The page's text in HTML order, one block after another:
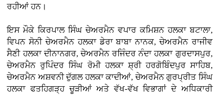
ਰਹੀਆਂ ਹਨ।
ਇਸ ਮੌਕੇ ਕਿਰਪਾਲ ਸਿੰਘ ਚੇਅਰਮੈਨ ਵਪਾਰ ਕਮਿਸ਼ਨ ਹਲਕਾ ਬਟਾਲਾ,
ਵਿਪਨ ਸੋਨੀ ਚੇਅਰਮੈਨ ਹਲਕਾ ਡੇਰਾ ਬਾਬਾ ਨਾਨਕ, ਚੇਅਰਮੈਨ ਰਾਜੀਵ
ਸੈਣੀ ਹਲਕਾ ਦੀਨਾਨਗਰ, ਚੇਅਰਮੈਨ ਰਜਿੰਦਰ ਨੰਦਾ ਹਲਕਾ ਗੁਰਦਾਸਪੁਰ,
ਚੇਅਰਮੈਨ ਰੁਪਿੰਦਰ ਸਿੰਘ ਰੋਮੀ ਹਲਕਾ ਸ਼੍ਰੀ ਹਰਗੋਬਿੰਦਪੁਰ ਸਾਹਿਬ,
ਚੇਅਰਮੈਨ ਅਸ਼ਵਨੀ ਦੁੱਗਲ ਹਲਕਾ ਕਾਦੀਆਂ, ਚੇਅਰਮੈਨ ਗੁਰਪ੍ਰੀਤ ਸਿੰਘ
ਹਲਕਾ ਫਤਹਿਗੜ੍ਹ ਚੂੜੀਆਂ ਅਤੇ ਵੱਖ-ਵੱਖ ਵਿਭਾਗਾਂ ਦੇ ਅਧਿਕਾਰੀ